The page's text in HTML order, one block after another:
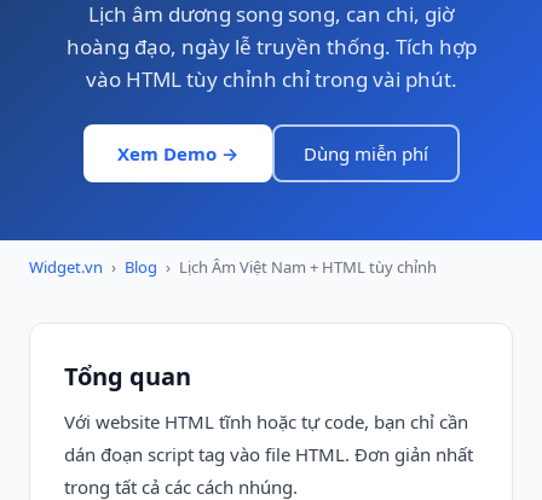
Lịch âm dương song song, can chi, giờ
hoàng đạo, ngày lễ truyền thống. Tích hợp
vào HTML tùy chỉnh chỉ trong vài phút.
Xem Demo → Dùng miễn phí
Widget.vn › Blog › Lịch Âm Việt Nam + HTML tùy chỉnh
Tổng quan
Với website HTML tĩnh hoặc tự code, bạn chỉ cần
dán đoạn script tag vào file HTML. Đơn giản nhất
trong tất cả các cách nhúng.